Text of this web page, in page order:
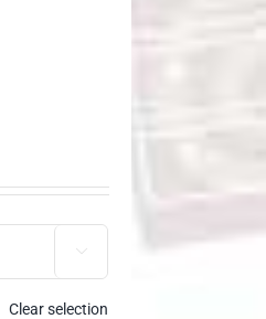

Clear selection